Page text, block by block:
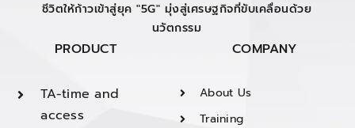
ชีวิตให้ก้าวเข้าสู่ยุค "5G" มุ่งสู่เศรษฐกิจที่ขับเคลื่อนด้วย
นวัตกรรม
PRODUCT
TA-time and
access
COMPANY
About Us
Training